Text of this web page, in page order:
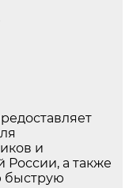
и
а также
быструю